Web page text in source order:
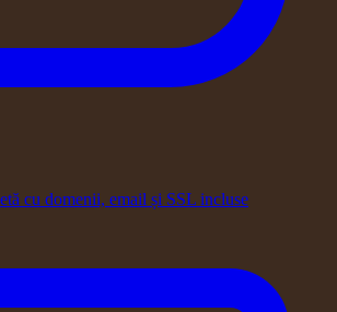
cu domenii, email și SSL incluse